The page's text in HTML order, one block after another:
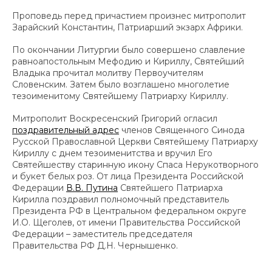
Проповедь перед причастием произнес митрополит
Зарайский Константин, Патриарший экзарх Африки.
По окончании Литургии было совершено славление
равноапостольным Мефодию и Кириллу, Святейший
Владыка прочитал молитву Первоучителям
Словенским. Затем было возглашено многолетие
тезоименитому Святейшему Патриарху Кириллу.
Митрополит Воскресенский Григорий огласил
поздравительный адрес членов Священного Синода
Русской Православной Церкви Святейшему Патриарху
Кириллу с днем тезоименитства и вручил Его
Святейшеству старинную икону Спаса Нерукотворного
и букет белых роз. От лица Президента Российской
Федерации В.В. Путина Святейшего Патриарха
Кирилла поздравил полномочный представитель
Президента РФ в Центральном федеральном округе
И.О. Щеголев, от имени Правительства Российской
Федерации – заместитель председателя
Правительства РФ Д.Н. Чернышенко.